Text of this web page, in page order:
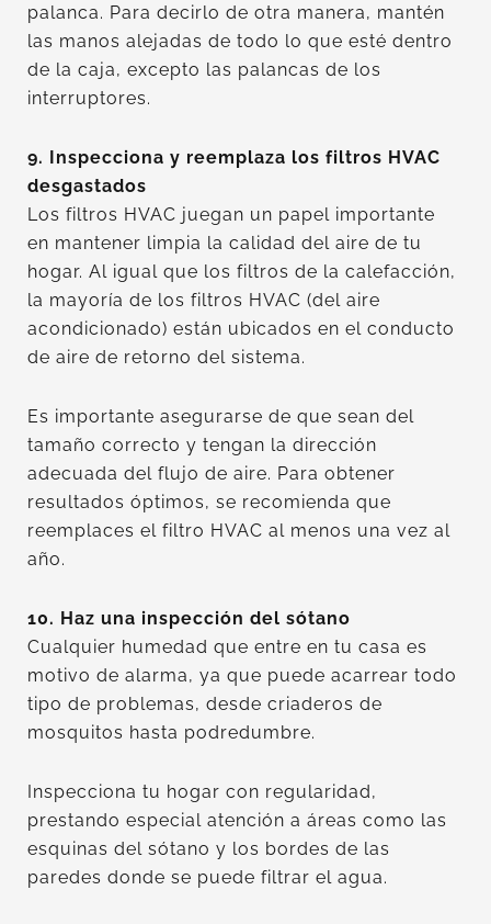
palanca. Para decirlo de otra manera, mantén
las manos alejadas de todo lo que esté dentro
de la caja, excepto las palancas de los
interruptores.
9. Inspecciona y reemplaza los filtros HVAC
desgastados
Los filtros HVAC juegan un papel importante
en mantener limpia la calidad del aire de tu
hogar. Al igual que los filtros de la calefacción,
la mayoría de los filtros HVAC (del aire
acondicionado) están ubicados en el conducto
de aire de retorno del sistema.
Es importante asegurarse de que sean del
tamaño correcto y tengan la dirección
adecuada del flujo de aire. Para obtener
resultados óptimos, se recomienda que
reemplaces el filtro HVAC al menos una vez al
año.
10. Haz una inspección del sótano
Cualquier humedad que entre en tu casa es
motivo de alarma, ya que puede acarrear todo
tipo de problemas, desde criaderos de
mosquitos hasta podredumbre.
Inspecciona tu hogar con regularidad,
prestando especial atención a áreas como las
esquinas del sótano y los bordes de las
paredes donde se puede filtrar el agua.